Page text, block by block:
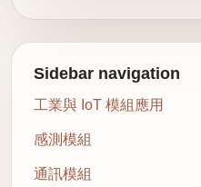
Sidebar navigation
工業與 IoT 模組應用
感測模組
通訊模組